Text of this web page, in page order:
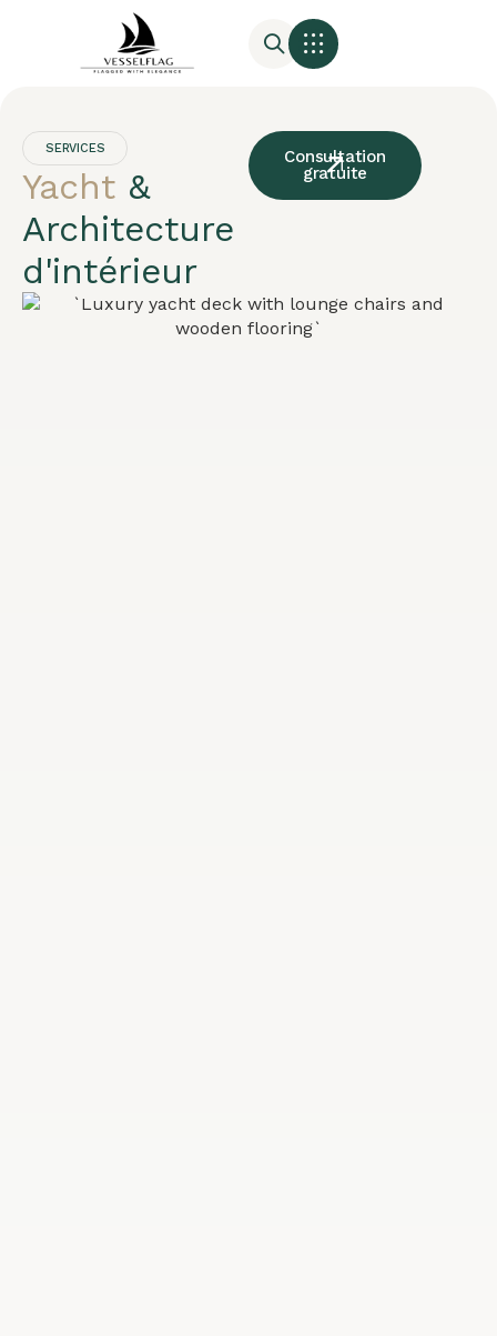
SERVICES
Yacht &
Architecture
d'intérieur
Consultation
gratuite